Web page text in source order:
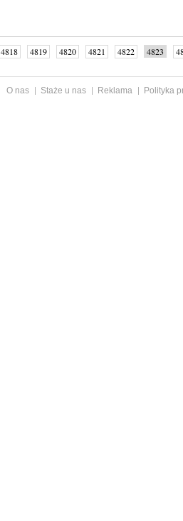
4818 4819 4820 4821 4822 4823
O nas Staże u nas Reklama
Polityka